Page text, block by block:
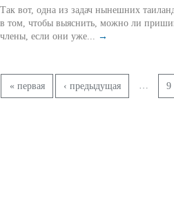
Так вот, одна из задач нынешних
в том, чтобы выяснить, можно ли пришивать
члены, если они уже... →
Страницы
« первая ‹ предыдущая 9